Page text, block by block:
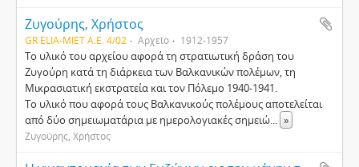
Ζυγούρης, Χρήστος
GR ELIA-MIET Α.Ε. 4/02 Αρχείο 1912-1957
Το υλικό του αρχείου αφορά τη στρατιωτική δράση του
Ζυγούρη κατά τη διάρκεια των Βαλκανικών πολέμων, τη
Μικρασιατική εκστρατεία και τον Πόλεμο 1940-1941.
Το υλικό που αφορά τους Βαλκανικούς πολέμους αποτελείται
από δύο σημειωματάρια με ημερολογιακές σημειώ... »
Ζυγούρης, Χρήστος